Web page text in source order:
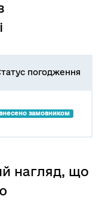
погодження
замовником
нагляд, що